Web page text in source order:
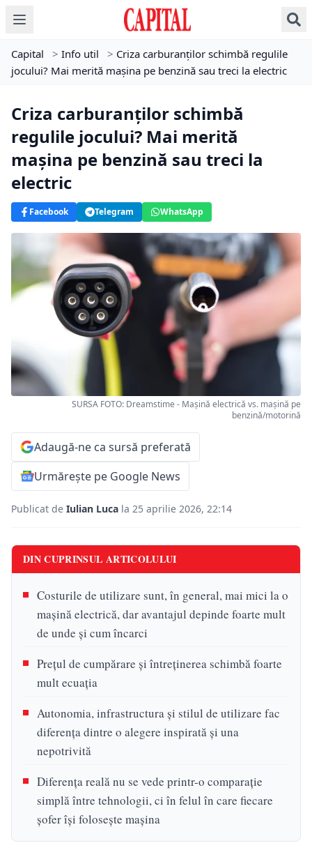
Capital > Info util > Criza carburanților schimbă regulile
jocului? Mai merită mașina pe benzină sau treci la electric
Criza carburanților schimbă
regulile jocului? Mai merită
mașina pe benzină sau treci la
electric
Facebook Telegram WhatsApp
SURSA FOTO: Dreamstime - Mașină electrică vs. mașină pe
benzină/motorină
Adaugă-ne ca sursă preferată
Urmărește pe Google News
Publicat de Iulian Luca la 25 aprilie 2026, 22:14
DIN CUPRINSUL ARTICOLULUI
Costurile de utilizare sunt, în general, mai mici la o
mașină electrică, dar avantajul depinde foarte mult
de unde și cum încarci
Prețul de cumpărare și întreținerea schimbă foarte
mult ecuația
Autonomia, infrastructura și stilul de utilizare fac
diferența dintre o alegere inspirată și una
nepotrivită
Diferența reală nu se vede printr-o comparație
simplă între tehnologii, ci în felul în care fiecare
șofer își folosește mașina